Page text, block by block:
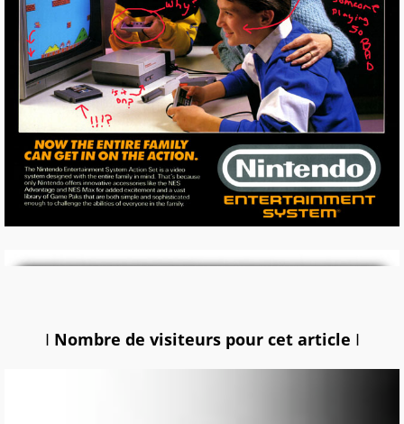
I Nombre de visiteurs pour cet article I